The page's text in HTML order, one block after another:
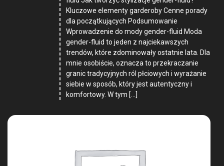
Kluczowe elementy garderoby Cenne porady
dla początkujących Podsumowanie
Wprowadzenie do mody gender-fluid Moda
gender-fluid to jeden z najciekawszych
trendów, które zdominowały ostatnie lata. Dla
mnie osobiście, oznacza to przekraczanie
granic tradycyjnych ról płciowych i wyrażanie
siebie w sposób, który jest autentyczny i
komfortowy. W tym […]